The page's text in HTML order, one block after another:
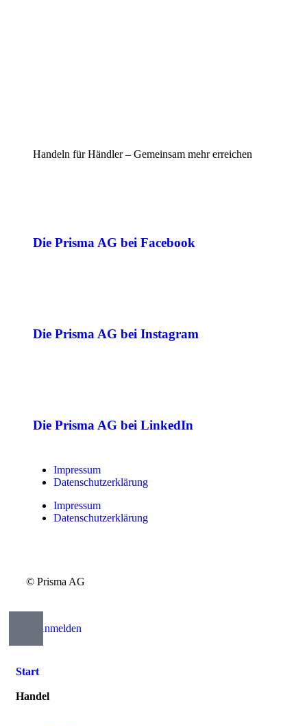
Handeln für Händler – Gemeinsam mehr erreichen
Die Prisma AG bei Facebook
Die Prisma AG bei Instagram
Die Prisma AG bei LinkedIn
Impressum
Datenschutzerklärung
Impressum
Datenschutzerklärung
© Prisma AG
Anmelden
Start
Handel